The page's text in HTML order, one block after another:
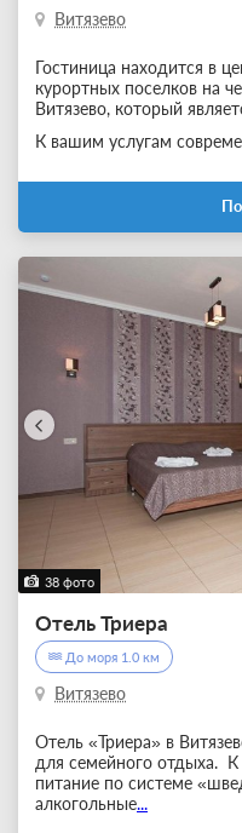
Витязево
Гостиница находится в
курортных поселков на
Витязево, который
К вашим услугам
38 фото
Отель Триера
До моря 1.0 км
Витязево
Отель «Триера» в
для семейного отдыха.
питание по системе
алкогольные...